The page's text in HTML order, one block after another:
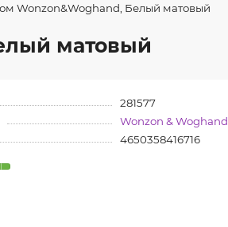
Wonzon&Woghand, Белый матовый
матовый
281577
Wonzon & Woghand
4650358416716